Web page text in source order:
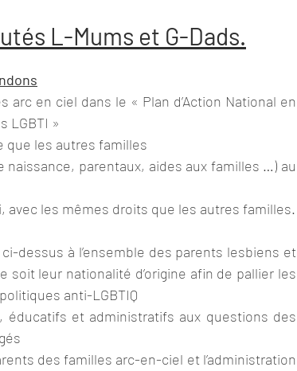
L-Mums et G-Dads.
en ciel dans le « Plan d’Action National en
LGBTI »
que les autres familles
parentaux, aides aux familles …) au
dessus à l’ensemble des parents lesbiens et
leur nationalité d’origine afin de pallier les
anti-LGBTIQ
et administratifs aux questions des
des familles arc-en-ciel et l’administration